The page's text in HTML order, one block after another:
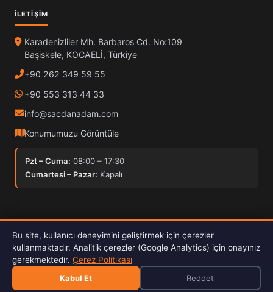
İLETIŞIM
Karadenizliler Mh. Barbaros Cd. No:109
Başiskele, KOCAELİ, Türkiye
+90 262 349 59 55
+90 553 313 44 33
info@sacdanadam.com
Konumumuzu Görüntüle
Pzt – Cuma: 08:00 – 17:30
Cumartesi – Pazar: Kapalı
Hardox İşleme ISO Kalite 30kW Fiber Lazer
E-Katalog İndir 2026 PDF · 4.9 MB
Bu site, kullanıcı deneyimini geliştirmek için çerezler
kullanmaktadır. Analitik çerezler (Google Analytics) için onayınız
gerekmektedir. Çerez Politikası
Kabul Et
Reddet